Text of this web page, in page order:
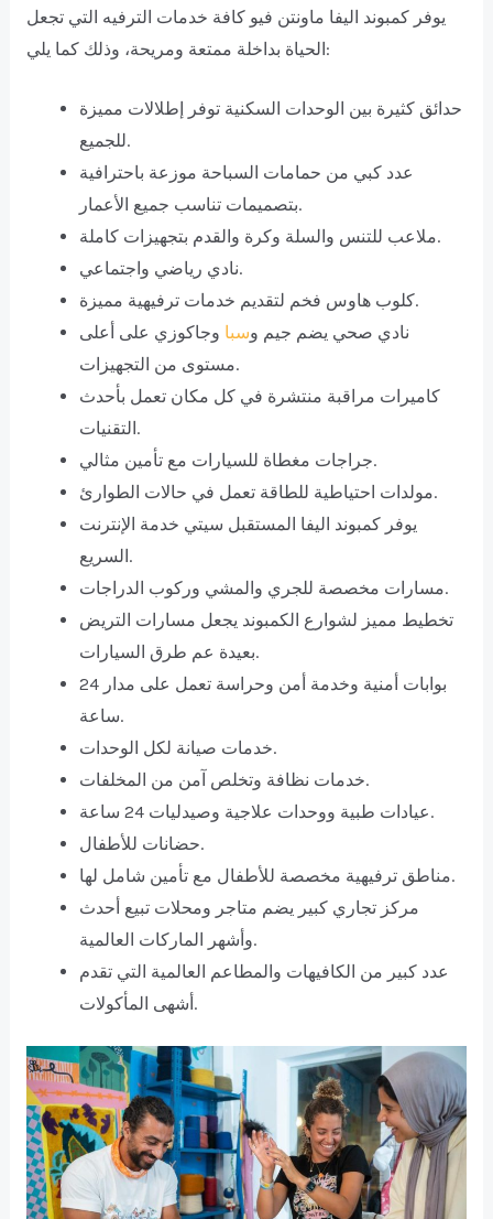
يوفر كمبوند اليفا ماونتن فيو كافة خدمات الترفيه التي تجعل
الحياة بداخلة ممتعة ومريحة، وذلك كما يلي:
حدائق كثيرة بين الوحدات السكنية توفر إطلالات مميزة
للجميع.
عدد كبي من حمامات السباحة موزعة باحترافية
بتصميمات تناسب جميع الأعمار.
ملاعب للتنس والسلة وكرة والقدم بتجهيزات كاملة.
نادي رياضي واجتماعي.
كلوب هاوس فخم لتقديم خدمات ترفيهية مميزة.
نادي صحي يضم جيم وسبا وجاكوزي على أعلى
مستوى من التجهيزات.
كاميرات مراقبة منتشرة في كل مكان تعمل بأحدث
التقنيات.
جراجات مغطاة للسيارات مع تأمين مثالي.
مولدات احتياطية للطاقة تعمل في حالات الطوارئ.
يوفر كمبوند اليفا المستقبل سيتي خدمة الإنترنت
السريع.
مسارات مخصصة للجري والمشي وركوب الدراجات.
تخطيط مميز لشوارع الكمبوند يجعل مسارات التريض
بعيدة عم طرق السيارات.
بوابات أمنية وخدمة أمن وحراسة تعمل على مدار 24
ساعة.
خدمات صيانة لكل الوحدات.
خدمات نظافة وتخلص آمن من المخلفات.
عيادات طبية ووحدات علاجية وصيدليات 24 ساعة.
حضانات للأطفال.
مناطق ترفيهية مخصصة للأطفال مع تأمين شامل لها.
مركز تجاري كبير يضم متاجر ومحلات تبيع أحدث
وأشهر الماركات العالمية.
عدد كبير من الكافيهات والمطاعم العالمية التي تقدم
أشهى المأكولات.